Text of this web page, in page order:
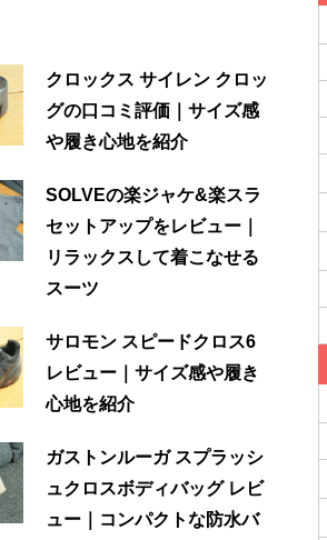
クロックス サイレン クロッ
グの口コミ評価｜サイズ感
や履き心地を紹介
SOLVEの楽ジャケ&楽スラ
セットアップをレビュー｜
リラックスして着こなせる
スーツ
サロモン スピードクロス6
レビュー｜サイズ感や履き
心地を紹介
ガストンルーガ スプラッシ
ュクロスボディバッグ レビ
ュー｜コンパクトな防水バ